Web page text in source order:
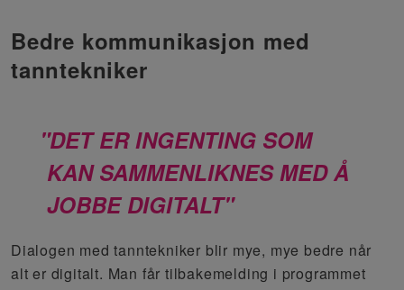
Bedre kommunikasjon med
tanntekniker
DET ER INGENTING SOM
KAN SAMMENLIKNES MED Å
JOBBE DIGITALT
Dialogen med tanntekniker blir mye, mye bedre når
alt er digitalt. Man får tilbakemelding i programmet